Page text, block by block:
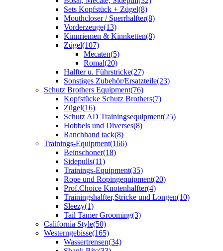
Sets Kopfstück + Zügel(8)
Mouthcloser / Sperrhalfter(8)
Vorderzeuge(13)
Kinnriemen & Kinnketten(8)
Zügel(107)
Mecaten(5)
Romal(20)
Halfter u. Führstricke(27)
Sonstiges Zubehör/Ersatzteile(23)
Schutz Brothers Equipment(76)
Kopfstücke Schutz Brothers(7)
Zügel(16)
Schutz AD Trainingsequipment(25)
Hobbels und Diverses(8)
Ranchhand tack(8)
Trainings-Equipment(166)
Beinschoner(18)
Sidepulls(11)
Trainings-Equipment(35)
Rope und Ropingequipment(20)
Prof.Choice Knotenhalfter(4)
Trainingshalfter,Stricke und Longen(10)
Sleezy(1)
Tail Tamer Grooming(3)
California Style(50)
Westerngebisse(165)
Wassertrensen(34)